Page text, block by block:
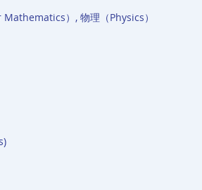
）, 物理（Physics）